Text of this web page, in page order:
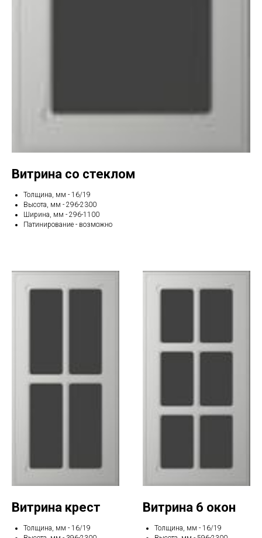
Витрина со стеклом
Толщина, мм - 16/19
Высота, мм - 296-2300
Ширина, мм - 296-1100
Патинирование - возможно
Витрина крест
Толщина, мм - 16/19
Витрина 6 окон
Толщина, мм - 16/19